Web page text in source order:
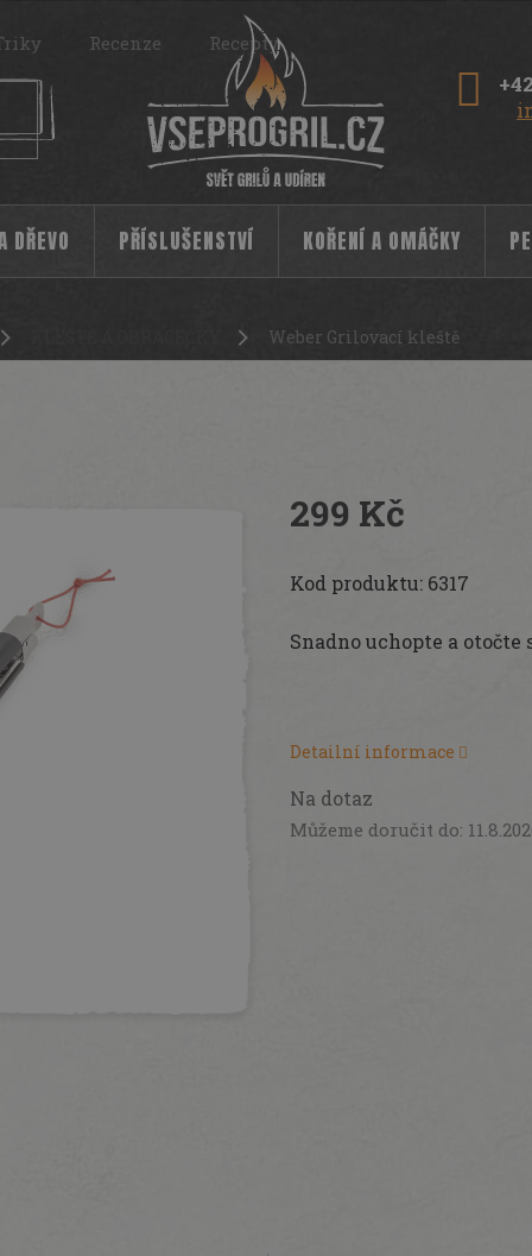
Recenze Recepty
DŘEVO PŘÍSLUŠENSTVÍ KOŘENÍ A OMÁČKY
Weber Grilovací kleště
299 Kč
cena:
Na dotaz
Můžeme doručit do:
Kod produktu: 6317
Snadno uchopte a
Detailní informace